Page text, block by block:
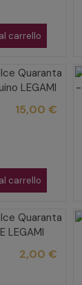
carrello
15,00 €
carrello
2,00 €